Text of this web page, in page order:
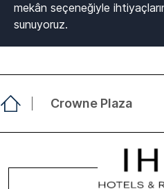
mekân seçeneğiyle
sunuyoruz.
Crowne Plaza